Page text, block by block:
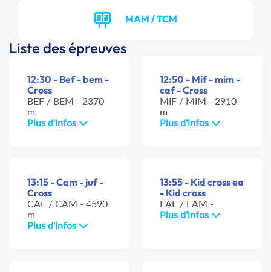
MAM / TCM
Liste des épreuves
12:30 - Bef - bem -
Cross
BEF / BEM - 2370
m
Plus d'infos
12:50 - Mif - mim -
caf - Cross
MIF / MIM - 2910
m
Plus d'infos
13:15 - Cam - juf -
Cross
CAF / CAM - 4590
m
Plus d'infos
13:55 - Kid cross ea
- Kid cross
EAF / EAM -
Plus d'infos